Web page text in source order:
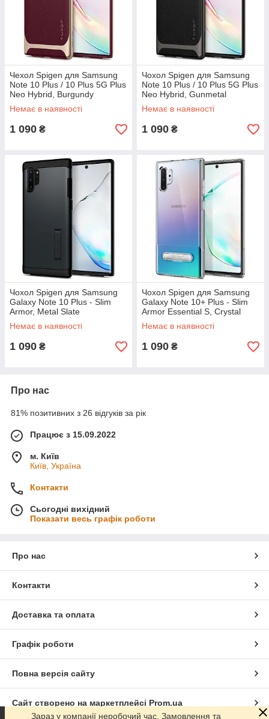
Чехол Spigen для Samsung
Note 10 Plus / 10 Plus 5G Plus
Neo Hybrid, Burgundy
(627CS27340)
Немає в наявності
1 090 ₴
Чохол Spigen для Samsung
Note 10 Plus / 10 Plus 5G Plus
Neo Hybrid, Gunmetal
(627CS27339)
Немає в наявності
1 090 ₴
Чохол Spigen для Samsung
Galaxy Note 10 Plus - Slim
Armor, Metal Slate
(627CS27285)
Немає в наявності
1 090 ₴
Чохол Spigen для Samsung
Galaxy Note 10+ Plus - Slim
Armor Essential S, Crystal
Clear (627CS27286)
Немає в наявності
1 090 ₴
Про нас
81% позитивних з 26 відгуків за рік
Працює з 15.09.2022
м. Київ
Київ, Україна
Контакти
Сьогодні вихідний
Показати весь графік роботи
Про нас
Контакти
Доставка та оплата
Графік роботи
Повна версія сайту
Сайт створено на маркетплейсі Prom.ua
Зараз у компанії неробочий час. Замовлення та